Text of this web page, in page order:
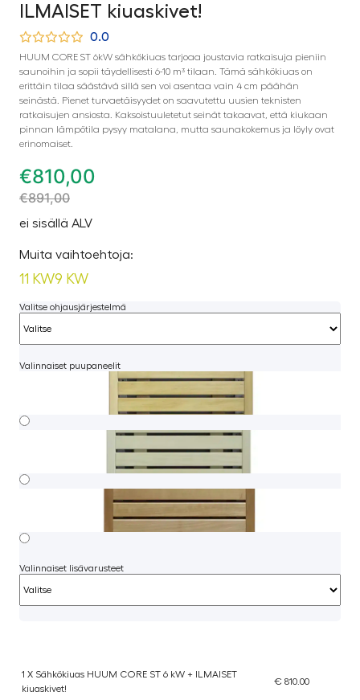
ILMAISET kiuaskivet!
0.0
HUUM CORE ST 6kW sähkökiuas tarjoaa joustavia ratkaisuja pieniin
saunoihin ja sopii täydellisesti 6-10 m³ tilaan. Tämä sähkökiuas on
erittäin tilaa säästävä sillä sen voi asentaa vain 4 cm päähän
seinästä. Pienet turvaetäisyydet on saavutettu uusien teknisten
ratkaisujen ansiosta. Kaksoistuuletetut seinät takaavat, että kiukaan
pinnan lämpötila pysyy matalana, mutta saunakokemus ja löyly ovat
erinomaiset.
€810,00
€891,00
ei sisällä ALV
Muita vaihtoehtoja:
11 KW9 KW
Valitse ohjausjärjestelmä
Valinnaiset puupaneelit
Valinnaiset lisävarusteet
1 X Sähkökiuas HUUM CORE ST 6 kW + ILMAISET
kiuaskivet!
€ 810.00